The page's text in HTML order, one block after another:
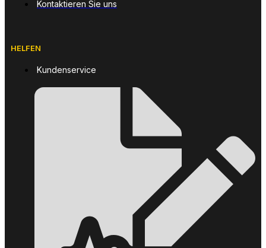
Kontaktieren Sie uns
HELFEN
Kundenservice